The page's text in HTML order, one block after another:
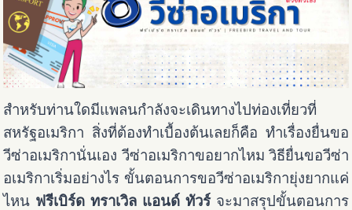
สำหรับท่านใดมีแพลนกำลังจะเดินทางไปท่องเที่ยวที่
สหรัฐอเมริกา สิ่งที่ต้องทำเบื้องต้นเลยก็คือ ทำเรื่องยื่นขอ
วีซ่าอเมริกานั่นเอง วีซ่าอเมริกาขอยากไหม วิธียื่นขอวีซ่า
อเมริกาเริ่มอย่างไร ขั้นตอนการขอวีซ่าอเมริกายุ่งยากแค่
ไหน ฟรีเบิร์ด ทราเวิล แอนด์ ทัวร์จะมาสรุปขั้นตอนการ